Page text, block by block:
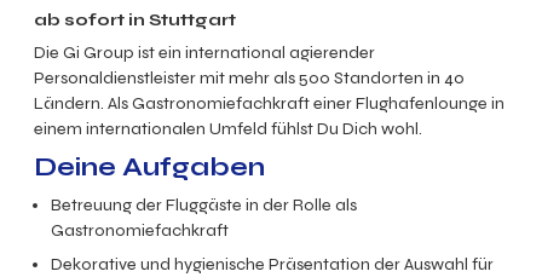
ab sofort in Stuttgart
Die Gi Group ist ein international agierender
Personaldienstleister mit mehr als 500 Standorten in 40
Ländern. Als Gastronomiefachkraft einer Flughafenlounge in
einem internationalen Umfeld fühlst Du Dich wohl.
Deine Aufgaben
Betreuung der Fluggäste in der Rolle als
Gastronomiefachkraft
Dekorative und hygienische Präsentation der Auswahl für